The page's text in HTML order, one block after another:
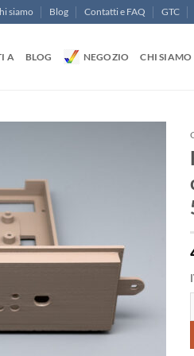
siamo Blog Contatti e FAQ GTC
A BLOG NEGOZIO CHI SIAMO